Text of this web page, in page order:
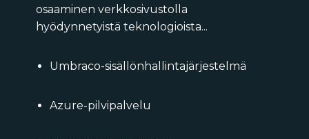
osaaminen verkkosivustolla
hyödynnetyistä teknologioista...
Umbraco-sisällönhallintajärjestelmä
Azure-pilvipalvelu